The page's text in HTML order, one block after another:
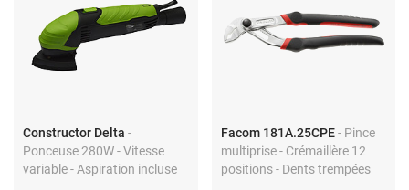
Constructor Delta -
Ponceuse 280W - Vitesse
variable - Aspiration incluse
Facom 181A.25CPE - Pince
multiprise - Crémaillère 12
positions - Dents trempées